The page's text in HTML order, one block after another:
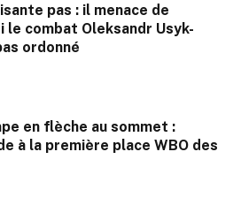
pas : il menace de
le combat Oleksandr Usyk-
ordonné
en flèche au sommet :
à la première place WBO des